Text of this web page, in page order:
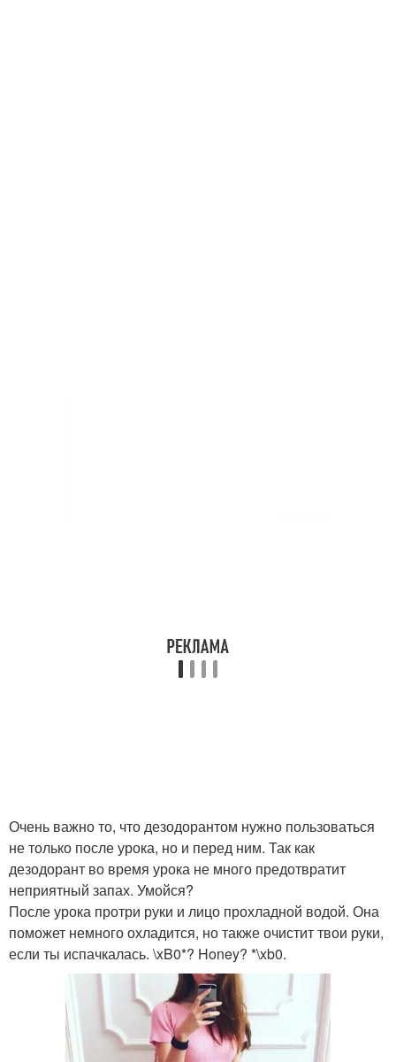
Очень важно то, что дезодорантом нужно пользоваться
не только после урока, но и перед ним. Так как
дезодорант во время урока не много предотвратит
неприятный запах. Умойся?
После урока протри руки и лицо прохладной водой. Она
поможет немного охладится, но также очистит твои руки,
если ты испачкалась. \xB0*? Honey? *\xb0.